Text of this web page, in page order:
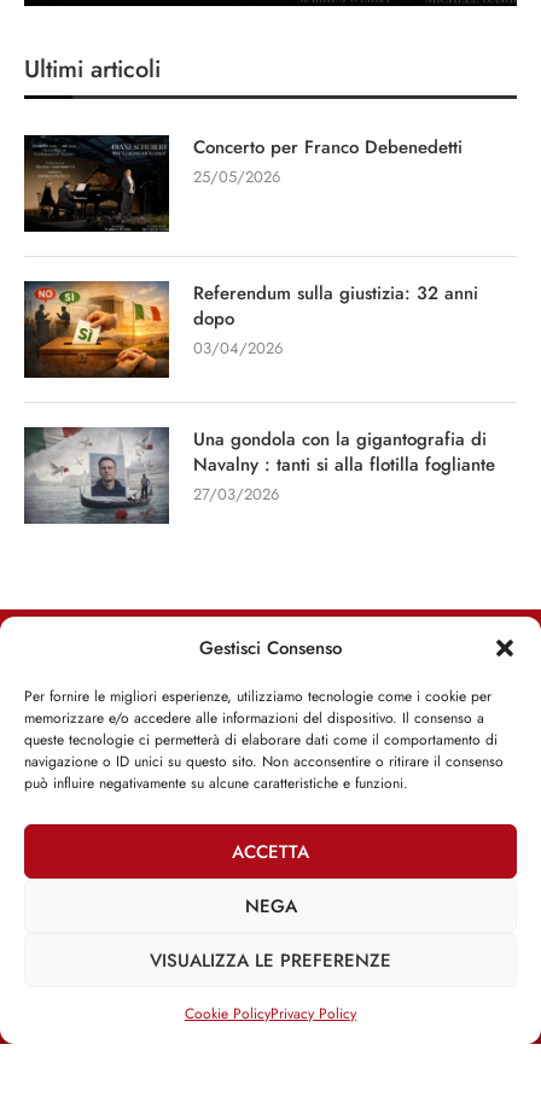
Gestisci Consenso
Per fornire le migliori esperienze, utilizziamo tecnologie come i cookie per
memorizzare e/o accedere alle informazioni del dispositivo. Il consenso a
queste tecnologie ci permetterà di elaborare dati come il comportamento di
navigazione o ID unici su questo sito. Non acconsentire o ritirare il consenso
può influire negativamente su alcune caratteristiche e funzioni.
ACCETTA
NEGA
VISUALIZZA LE PREFERENZE
Cookie PolicyPrivacy Policy
Ultimi articoli
Concerto per Franco Debenedetti
25/05/2026
Referendum sulla giustizia: 32 anni
dopo
03/04/2026
Una gondola con la gigantografia di
Navalny : tanti si alla flotilla fogliante
27/03/2026
Iscriviti alla Newsletter
@2025 | Franco Debenedetti | All Rights Reserved |
Privacy Policy